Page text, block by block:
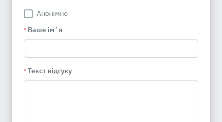
Анонімно
* Ваше імʼя
* Текст відгуку